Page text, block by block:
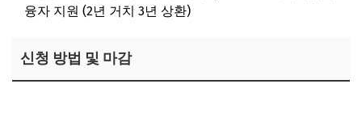
융자 지원 (2년 거치 3년 상환)
신청 방법 및 마감